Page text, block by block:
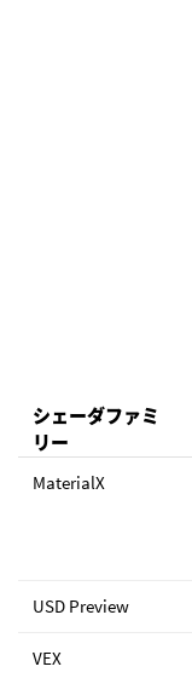
シェーダファミ
リー
MaterialX
USD Preview
VEX